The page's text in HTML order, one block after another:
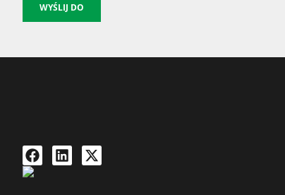
WYŚLIJ DO